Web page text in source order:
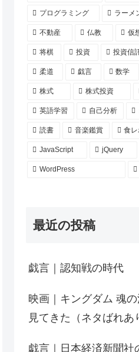
プログラミング ラーメ
不動産 仏教 仮
将棋 投資 投資信
柔道 戯言 数学
株式 株式投資
英語学習 自己分析
読書 音楽鑑賞 食レ
JavaScript jQuery
WordPress
最近の投稿
戯言｜認知戦の時代
映画｜キングダム 魂
見てきた（ネタばれあ
戯言｜日本経済新聞社